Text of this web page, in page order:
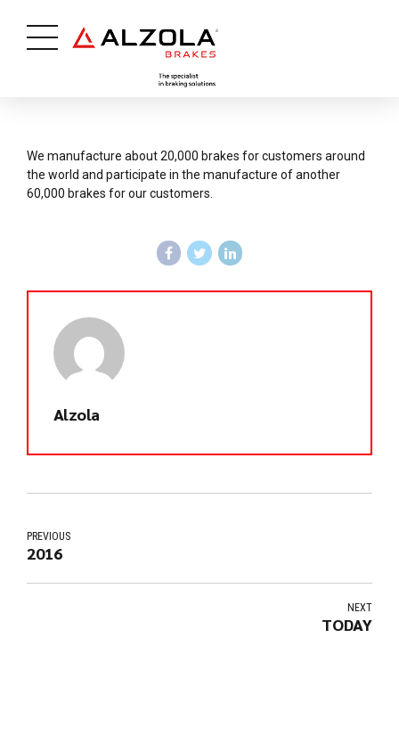
We manufacture about 20,000 brakes for customers around
the world and participate in the manufacture of another
60,000 brakes for our customers.
Alzola
PREVIOUS
2016
NEXT
TODAY